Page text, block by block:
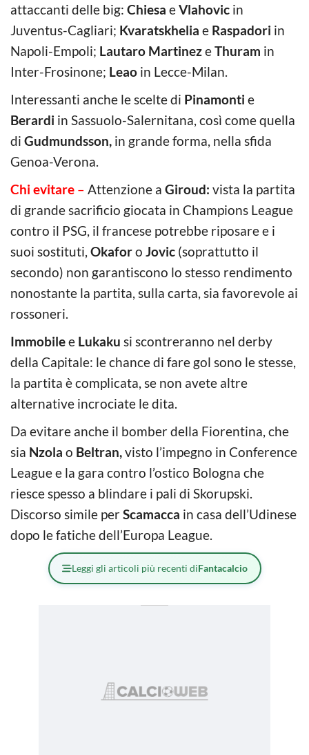
attaccanti delle big: Chiesa eVlahovic in
Juventus-Cagliari; Kvaratskhelia e Raspadori in
Napoli-Empoli; Lautaro MartinezeThuram in
Inter-Frosinone; Leao in Lecce-Milan.
Interessanti anche le scelte di Pinamonti e
Berardi in Sassuolo-Salernitana, così come quella
di Gudmundsson, in grande forma, nella sfida
Genoa-Verona.
Chi evitare – Attenzione a Giroud: vista la partita
di grande sacrificio giocata in Champions League
contro il PSG, il francese potrebbe riposare e i
suoi sostituti, Okaforo Jovic (soprattutto il
secondo) non garantiscono lo stesso rendimento
nonostante la partita, sulla carta, sia favorevole ai
rossoneri.
Immobilee Lukaku si scontreranno nel derby
della Capitale: le chance di fare gol sono le stesse,
la partita è complicata, se non avete altre
alternative incrociate le dita.
Da evitare anche il bomber della Fiorentina, che
sia Nzola o Beltran,visto l’impegno in Conference
League e la gara contro l’ostico Bologna che
riesce spesso a blindare i pali di Skorupski.
Discorso simile perScamacca in casa dell’Udinese
dopo le fatiche dell’Europa League.
Leggi gli articoli più recenti diFantacalcio